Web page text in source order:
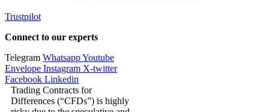
Trustpilot
Connect to our experts
Telegram WhatsappYoutube
Envelope Instagram X-twitter
Facebook Linkedin
Trading Contracts for
Differences (“CFDs”) is highly